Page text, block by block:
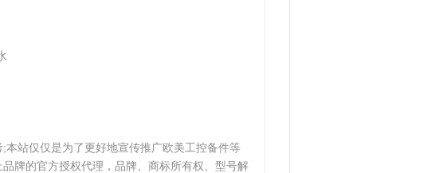
站仅仅是为了更好地宣传推广欧美工控备件等
牌的官方授权代理，品牌、商标所有权、型号解